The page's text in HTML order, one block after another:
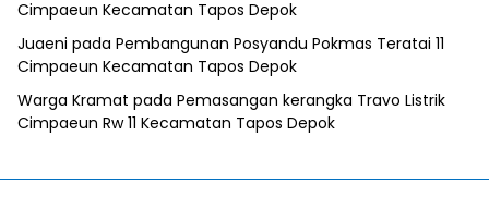
Cimpaeun Kecamatan Tapos Depok
Juaeni pada Pembangunan Posyandu Pokmas Teratai 11
Cimpaeun Kecamatan Tapos Depok
Warga Kramat pada Pemasangan kerangka Travo Listrik
Cimpaeun Rw 11 Kecamatan Tapos Depok